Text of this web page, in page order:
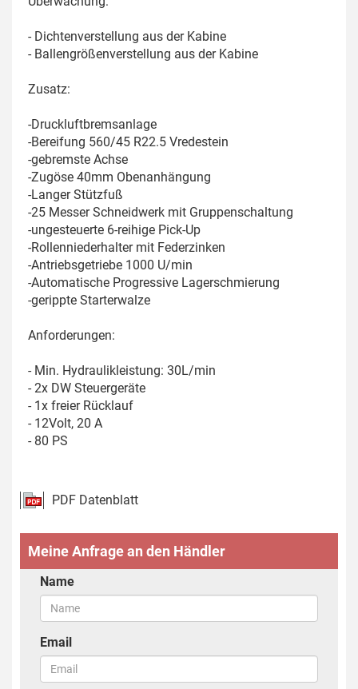
- Dichtenverstellung aus der Kabine
- Ballengrößenverstellung aus der Kabine
Zusatz:
-Druckluftbremsanlage
-Bereifung 560/45 R22.5 Vredestein
-gebremste Achse
-Zugöse 40mm Obenanhängung
-Langer Stützfuß
-25 Messer Schneidwerk mit Gruppenschaltung
-ungesteuerte 6-reihige Pick-Up
-Rollenniederhalter mit Federzinken
-Antriebsgetriebe 1000 U/min
-Automatische Progressive Lagerschmierung
-gerippte Starterwalze
Anforderungen:
- Min. Hydraulikleistung: 30L/min
- 2x DW Steuergeräte
- 1x freier Rücklauf
- 12Volt, 20 A
- 80 PS
PDF Datenblatt
Meine Anfrage an den Händler
Name
Email